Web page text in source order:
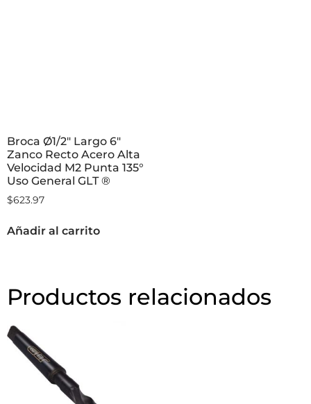
Broca Ø1/2″ Largo 6″
Zanco Recto Acero Alta
Velocidad M2 Punta 135°
Uso General GLT ®
$623.97
Añadir al carrito
Productos relacionados